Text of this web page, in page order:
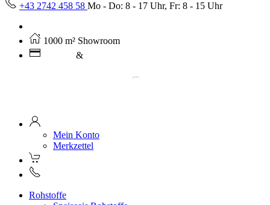
+43 2742 458 58 Mo - Do: 8 - 17 Uhr, Fr: 8 - 15 Uhr
1000 m² Showroom
&
Mein Konto
Merkzettel
Rohstoffe